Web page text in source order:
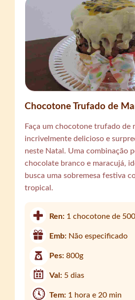
Chocotone Trufado de
Faça um chocotone trufado de
incrivelmente delicioso e
neste Natal. Uma combinação
chocolate branco e maracujá,
busca uma sobremesa festiva
tropical.
Ren: 1 chocotone de
Emb: Não especificado
Pes:800g
Val: 5 dias
Tem: 1 hora e 20 min